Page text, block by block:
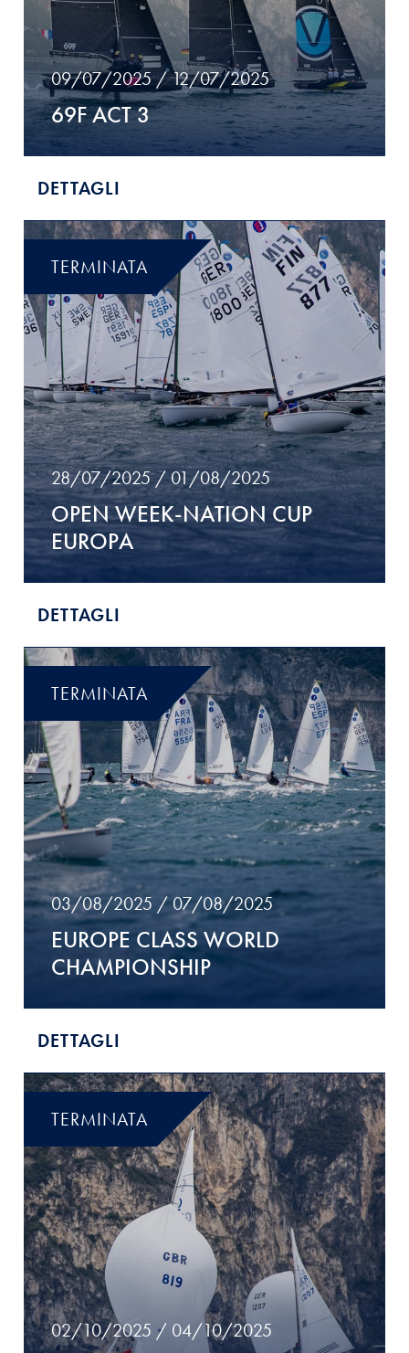
09/07/2025 / 12/07/2025
69F ACT 3
DETTAGLI
TERMINATA
28/07/2025 / 01/08/2025
OPEN WEEK-NATION CUP
EUROPA
DETTAGLI
TERMINATA
03/08/2025 / 07/08/2025
EUROPE CLASS WORLD
CHAMPIONSHIP
DETTAGLI
TERMINATA
02/10/2025 / 04/10/2025